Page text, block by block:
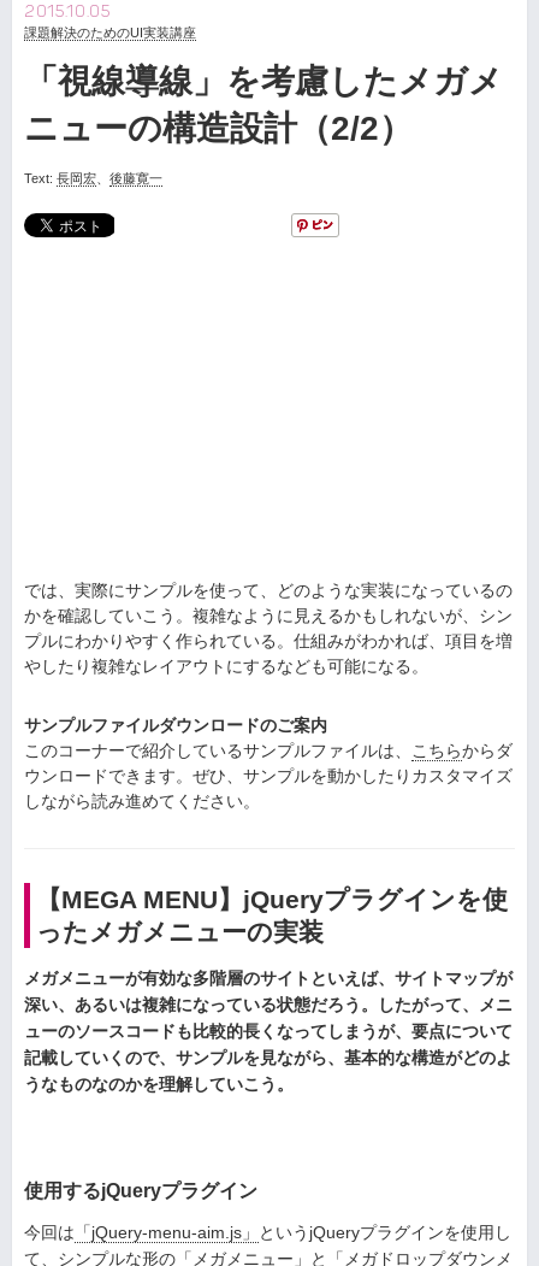
2015.10.05
課題解決のためのUI実装講座
「視線導線」を考慮したメガメ
ニューの構造設計（2/2）
Text: 長岡宏 後藤寛一
では、実際にサンプルを使って、どのような実装になっているの
かを確認していこう。複雑なように見えるかもしれないが、シン
プルにわかりやすく作られている。仕組みがわかれば、項目を増
やしたり複雑なレイアウトにするなども可能になる。
サンプルファイルダウンロードのご案内
このコーナーで紹介しているサンプルファイルは、
こちらからダ
ウンロードできます。ぜひ、サンプルを動かしたりカスタマイズ
しながら読み進めてください。
【MEGA MENU】jQueryプラグインを使
ったメガメニューの実装
メガメニューが有効な多階層のサイトといえば、サイトマップが
深い、あるいは複雑になっている状態だろう。したがって、メニ
ューのソースコードも比較的長くなってしまうが、要点について
記載していくので、サンプルを見ながら、基本的な構造がどのよ
うなものなのかを理解していこう。
使用するjQueryプラグイン
今回は 「jQuery-menu-aim.js」
というjQueryプラグインを使用し
て、シンプルな形の「メガメニュー」と「メガドロップダウンメ